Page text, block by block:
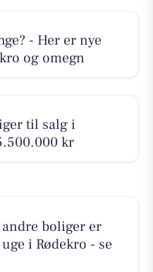
- Her er nye
og omegn
til salg i
kr
boliger er
i Rødekro - se